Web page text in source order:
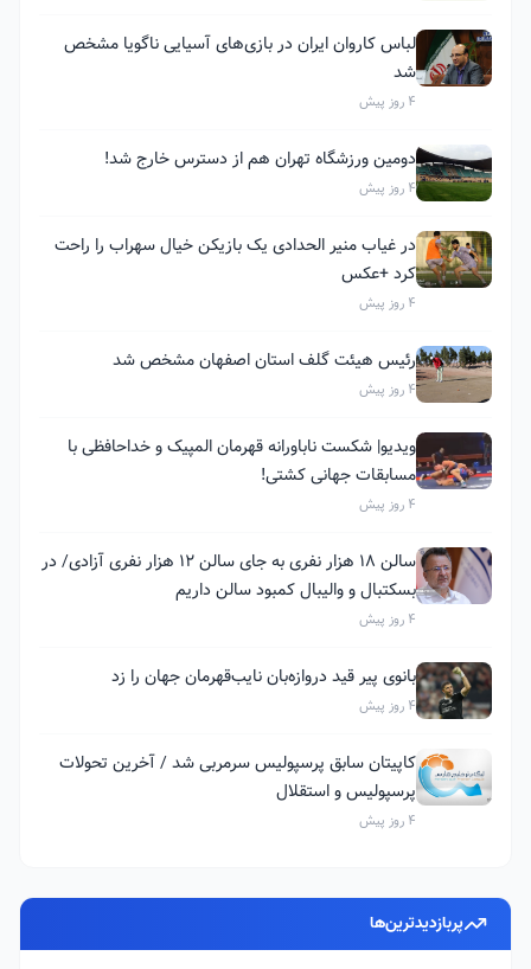
لباس کاروان ایران در بازی‌های آسیایی ناگویا مشخص
شد
4 روز پیش
دومین ورزشگاه تهران هم از دسترس خارج شد!
4 روز پیش
در غیاب منیر الحدادی یک بازیکن خیال سهراب را راحت
کرد +عکس
4 روز پیش
رئیس هیئت گلف استان اصفهان مشخص شد
4 روز پیش
ویدیو| شکست ناباورانه قهرمان المپیک و خداحافظی با
مسابقات جهانی کشتی!
4 روز پیش
سالن ۱۸ هزار نفری به جای سالن ۱۲ هزار نفری آزادی/ در
بسکتبال و والیبال کمبود سالن داریم
4 روز پیش
بانوی پیر قید دروازه‌بان نایب‌قهرمان جهان را زد
4 روز پیش
کاپیتان سابق پرسپولیس سرمربی شد / آخرین تحولات
پرسپولیس و استقلال
4 روز پیش
پربازدیدترین‌ها